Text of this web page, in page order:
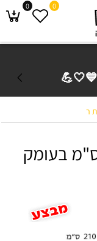
משלוח עד
0 0
ר
צורת ר' 210/210 ס"מ בעומק